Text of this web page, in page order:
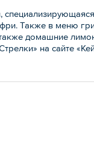
Также в меню
домашние
на сайте